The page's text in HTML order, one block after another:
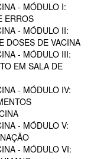
- MÓDULO I:
ERROS
- MÓDULO II:
DOSES DE VACINA
- MÓDULO III:
EM SALA DE
- MÓDULO IV:
- MÓDULO V:
- MÓDULO VI: